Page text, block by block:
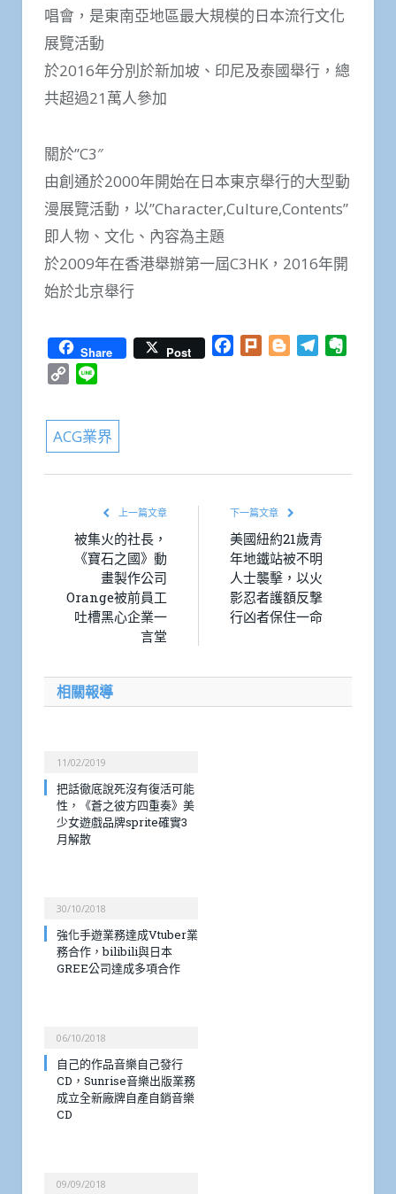
唱會，是東南亞地區最大規模的日本流行文化
展覽活動
於2016年分別於新加坡、印尼及泰國舉行，總
共超過21萬人參加
關於”C3″
由創通於2000年開始在日本東京舉行的大型動
漫展覽活動，以”Character,Culture,Contents”
即人物、文化、內容為主題
於2009年在香港舉辦第一屆C3HK，2016年開
始於北京舉行
Share Post Facebook
Plurk BloggerTelegram
Copy
ACG業界
上一篇文章
被集火的社長，
《寶石之國》動
畫製作公司
Orange被前員工
吐槽黑心企業一
言堂
下一篇文章
美國紐約21歲青
年地鐵站被不明
人士襲擊，以火
影忍者護額反撃
行凶者保住一命
相關報導
11/02/2019
把話徹底說死沒有復活可能
性，《蒼之彼方四重奏》美
少女遊戲品牌sprite確實3
月解散
30/10/2018
強化手遊業務達成Vtuber業
務合作，bilibili與日本
GREE公司達成多項合作
06/10/2018
自己的作品音樂自己發行
CD，Sunrise音樂出版業務
成立全新廠牌自產自銷音樂
CD
09/09/2018